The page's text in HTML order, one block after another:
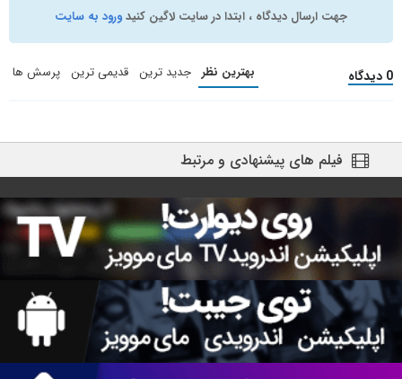
جهت ارسال دیدگاه ، ابتدا در سایت لاگین کنیدورود به سایت
0 دیدگاه بهترین نظر جدید ترین قدیمی ترین پرسش ها
فیلم های پیشنهادی و مرتبط